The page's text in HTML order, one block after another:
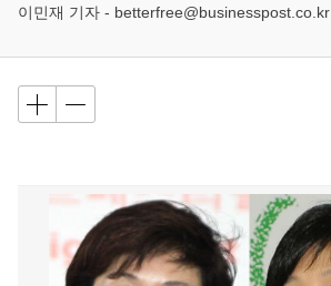
이민재 기자 - betterfree@businesspost.co.kr